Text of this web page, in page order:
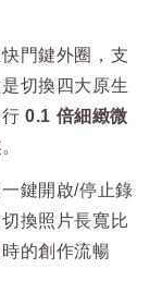
門鍵外圈，支
切換四大原生
行0.1 倍細緻微
。
一鍵開啟/停止錄
換照片長寬比
的創作流暢